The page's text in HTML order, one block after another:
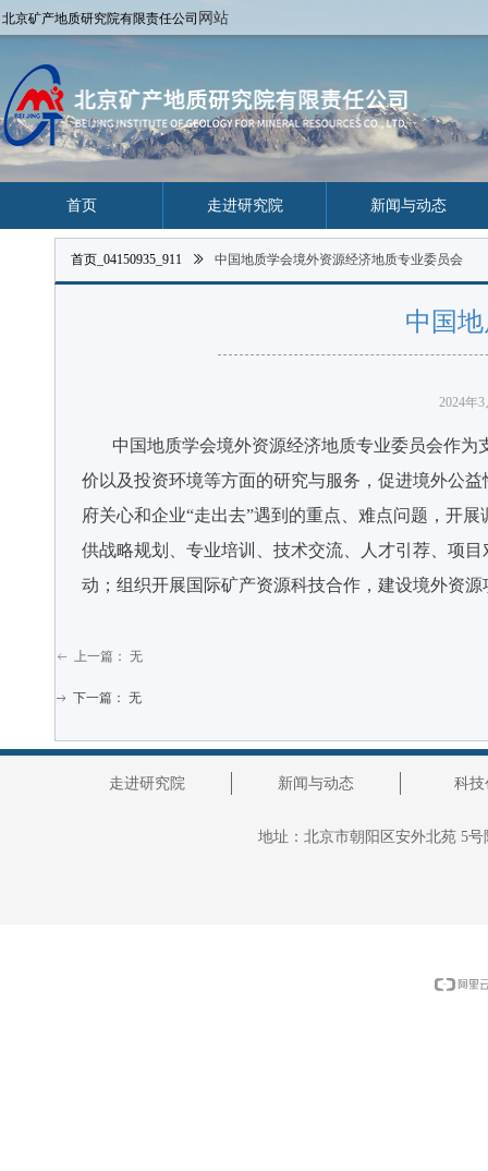
北京矿产地质研究院有限责任公司网站
首页 走进研究院 新闻与动态
中国
中国地质学会境外资源经济地质专业委员会作为
价以及投资环境等方面的研究与服务，促进境外公
府关心和企业“走出去”遇到的重点、难点问题，开
供战略规划、专业培训、技术交流、人才引荐、项
动；组织开展国际矿产资源科技合作，建设境外资
2024年
首页_04150935_911 ꅀ 中国地质学会境外资源经济地质专业委员会
ꂃ 上一篇： 无
ꁹ 下一篇： 无
地址： 北京市朝阳区安外北苑 5
走进研究院 新闻与动态 科技